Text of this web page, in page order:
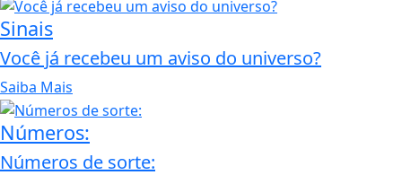
Sinais
Você já recebeu um aviso do universo?
Saiba Mais
Números:
Números de sorte: